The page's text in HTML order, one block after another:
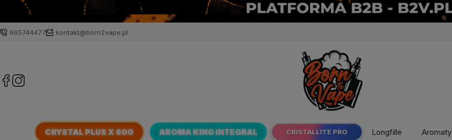
665744477 kontakt@born2vape.pl
CRYSTAL PLUS X 600 AROMA KING INTEGRAL CRISTALLITE PRO Longfille Aromaty